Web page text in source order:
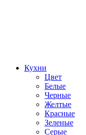
Кухни
Цвет
Белые
Черные
Желтые
Красные
Зеленые
Серые